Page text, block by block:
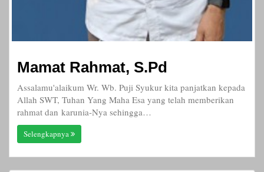
Mamat Rahmat, S.Pd
Assalamu'alaikum Wr. Wb. Puji Syukur kita panjatkan kepada
Allah SWT, Tuhan Yang Maha Esa yang telah memberikan
rahmat dan karunia-Nya sehingga…
Selengkapnya